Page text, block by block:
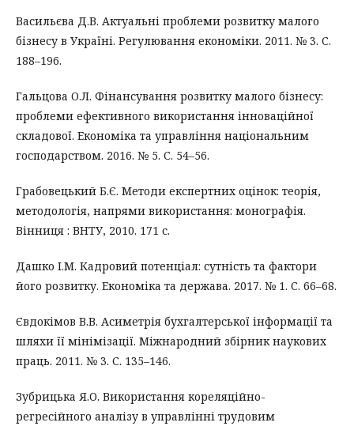
Васильєва Д.В. Актуальні проблеми розвитку малого
бізнесу в Україні. Регулювання економіки. 2011. № 3. С.
188–196.
Гальцова О.Л. Фінансування розвитку малого бізнесу:
проблеми ефективного використання інноваційної
складової. Економіка та управління національним
господарством. 2016. № 5. С. 54–56.
Грабовецький Б.Є. Методи експертних оцінок: теорія,
методологія, напрями використання: монографія.
Вінниця : ВНТУ, 2010. 171 с.
Дашко І.М. Кадровий потенціал: сутність та фактори
його розвитку. Економiка та держава. 2017. № 1. С. 66–68.
Євдокімов В.В. Асиметрія бухгалтерської інформації та
шляхи її мінімізації. Міжнародний збірник наукових
праць. 2011. № 3. С. 135–146.
Зубрицька Я.О. Використання кореляційно-
регресійного аналізу в управлінні трудовим